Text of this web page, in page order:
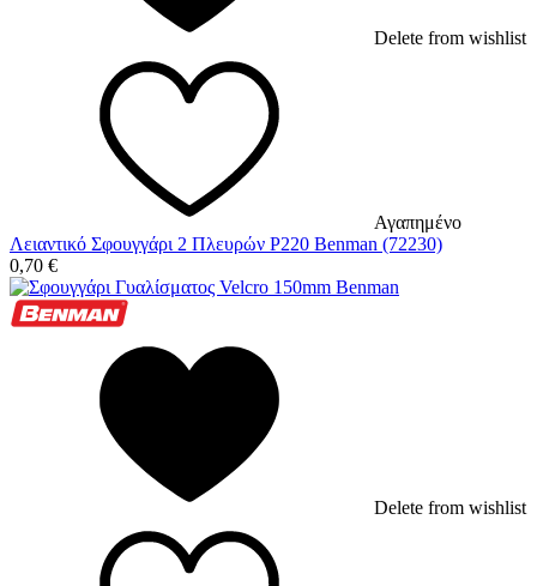
Delete from wishlist
Αγαπημένο
Λειαντικό Σφουγγάρι 2 Πλευρών P220 Benman (72230)
0,70 €
Delete from wishlist